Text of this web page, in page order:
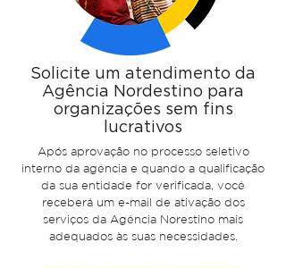
Solicite um atendimento da
Agência Nordestino para
organizações sem fins
lucrativos
Após aprovação no processo seletivo
interno da agência e quando a qualificação
da sua entidade for verificada, você
receberá um e-mail de ativação dos
serviços da Agência Norestino mais
adequados às suas necessidades.